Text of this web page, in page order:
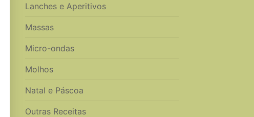
Lanches e Aperitivos
Massas
Micro-ondas
Molhos
Natal e Páscoa
Outras Receitas